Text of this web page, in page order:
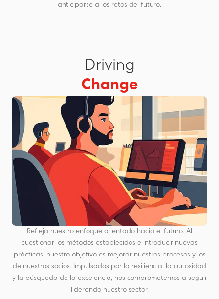
anticiparse a los retos del futuro.
Driving
Change
Refleja nuestro enfoque orientado hacia el futuro. Al
cuestionar los métodos establecidos e introducir nuevas
prácticas, nuestro objetivo es mejorar nuestros procesos y los
de nuestros socios. Impulsados por la resiliencia, la curiosidad
y la búsqueda de la excelencia, nos comprometemos a seguir
liderando nuestro sector.